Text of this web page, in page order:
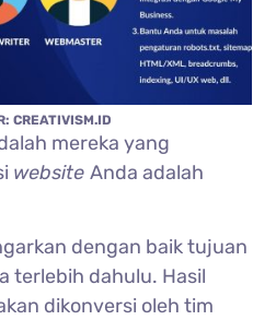
CREATIVISM.ID
mereka yang
websiteAnda adalah
dengan baik tujuan
terlebih dahulu. Hasil
dikonversi oleh tim